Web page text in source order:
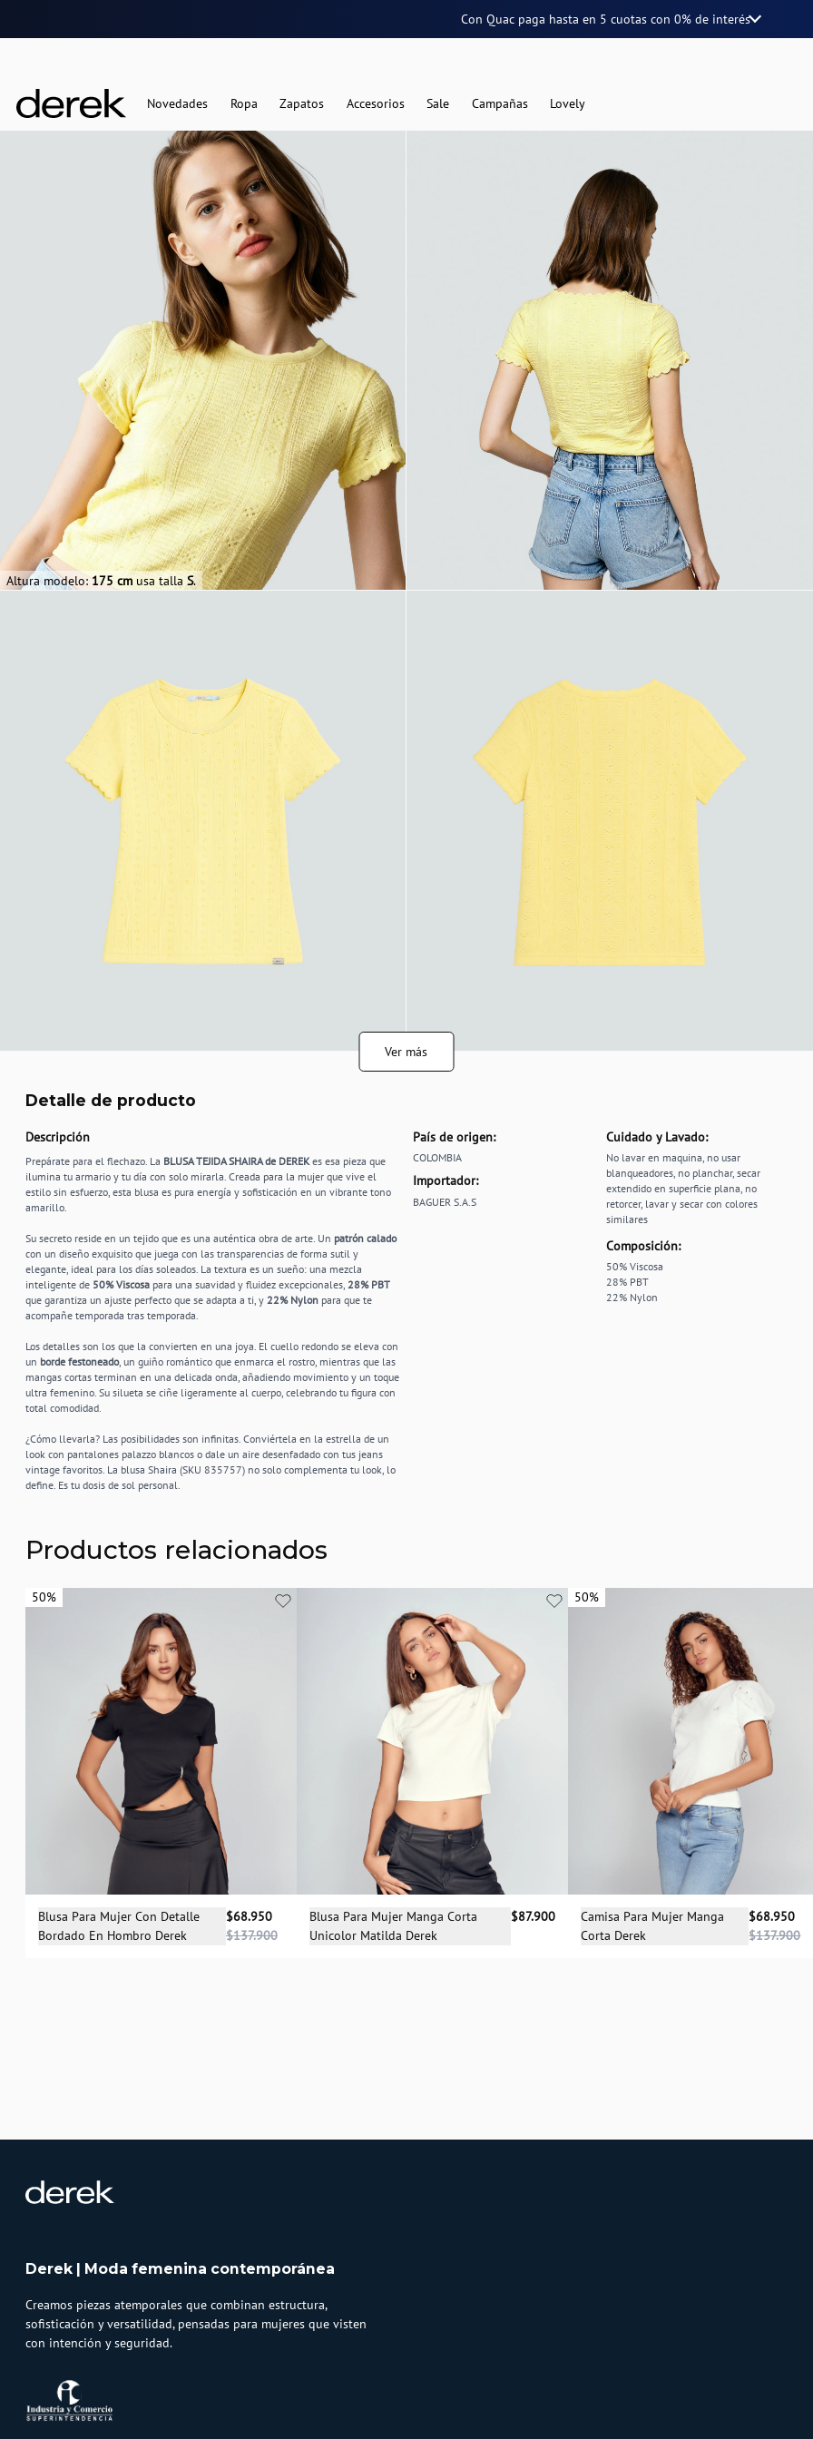
Con Quac paga hasta en 5 cuotascon 0% de interés
Novedades Ropa Zapatos Accesorios Sale Campañas Lovely
Altura modelo: 175 cmusa tallaS.
Ver más
Detalle de producto
Descripción
Prepárate para el flechazo. La BLUSA TEJIDA SHAIRA de DEREK es esa pieza que
ilumina tu armario y tu día con solo mirarla. Creada para la mujer que vive el
estilo sin esfuerzo, esta blusa es pura energía y sofisticación en un vibrante tono
amarillo.
Su secreto reside en un tejido que es una auténtica obra de arte. Un patrón calado
con un diseño exquisito que juega con las transparencias de forma sutil y
elegante, ideal para los días soleados. La textura es un sueño: una mezcla
inteligente de 50% Viscosa para una suavidad y fluidez excepcionales, 28% PBT
que garantiza un ajuste perfecto que se adapta a ti, y 22% Nylon para que te
acompañe temporada tras temporada.
Los detalles son los que la convierten en una joya. El cuello redondo se eleva con
un borde festoneado, un guiño romántico que enmarca el rostro, mientras que las
mangas cortas terminan en una delicada onda, añadiendo movimiento y un toque
ultra femenino. Su silueta se ciñe ligeramente al cuerpo, celebrando tu figura con
total comodidad.
¿Cómo llevarla? Las posibilidades son infinitas. Conviértela en la estrella de un
look con pantalones palazzo blancos o dale un aire desenfadado con tus jeans
vintage favoritos. La blusa Shaira (SKU 835757) no solo complementa tu look, lo
define. Es tu dosis de sol personal.
País de origen:
COLOMBIA
Importador:
BAGUER S.A.S
Cuidado y Lavado:
No lavar en maquina, no usar
blanqueadores, no planchar, secar
extendido en superficie plana, no
retorcer, lavar y secar con colores
similares
Composición:
50% Viscosa
28% PBT
22% Nylon
Productos relacionados
50%
50%
Selecciona una talla
XS S
Blusa Para Mujer Con Detalle
Bordado En Hombro Derek
$68.950
$137.900
Selecciona una talla
XL
Blusa Para Mujer Manga Corta
Unicolor Matilda Derek
$87.900
50%
50%
Selecciona una talla
Camisa Para Mujer Manga
Corta Derek
$68.950
$137.900
Derek | Moda femenina contemporánea
Creamos piezas atemporales que combinan estructura,
sofisticación y versatilidad, pensadas para mujeres que visten
con intención y seguridad.